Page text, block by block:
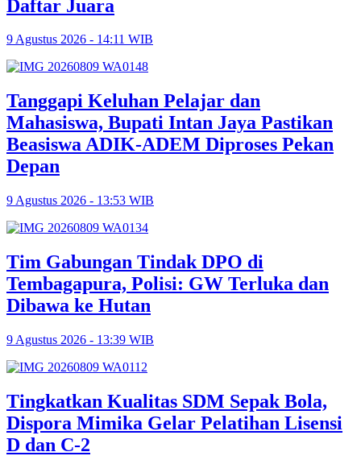
Daftar Juara
9 Agustus 2026 - 14:11 WIB
Tanggapi Keluhan Pelajar dan
Mahasiswa, Bupati Intan Jaya Pastikan
Beasiswa ADIK-ADEM Diproses Pekan
Depan
9 Agustus 2026 - 13:53 WIB
Tim Gabungan Tindak DPO di
Tembagapura, Polisi: GW Terluka dan
Dibawa ke Hutan
9 Agustus 2026 - 13:39 WIB
Tingkatkan Kualitas SDM Sepak Bola,
Dispora Mimika Gelar Pelatihan Lisensi
D dan C-2